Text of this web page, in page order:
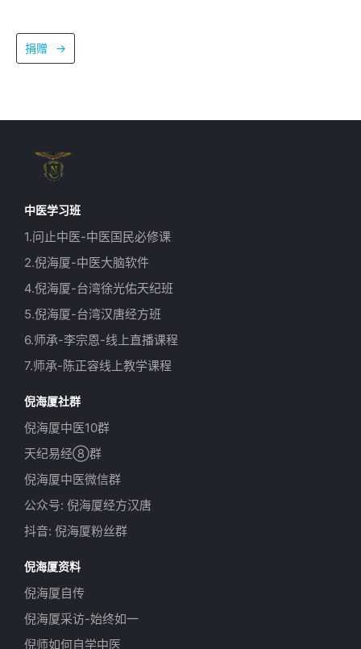
捐赠 →
中医学习班
1.问止中医-中医国民必修课
2.倪海厦-中医大脑软件
4.倪海厦-台湾徐光佑天纪班
5.倪海厦-台湾汉唐经方班
6.师承-李宗恩-线上直播课程
7.师承-陈正容线上教学课程
倪海厦社群
倪海厦中医10群
天纪易经⑧群
倪海厦中医微信群
公众号: 倪海厦经方汉唐
抖音: 倪海厦粉丝群
倪海厦资料
倪海厦自传
倪海厦采访-始终如一
倪师如何自学中医